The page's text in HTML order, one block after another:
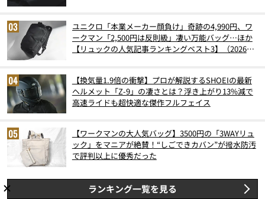
ユニクロ「本業メーカー顔負け」奇跡の4,990円、ワ
ークマン「2,500円は反則級」凄い万能バッグ…ほか
【リュックの人気記事ランキングベスト3】（2026年
【換気量1.9倍の衝撃】プロが解説するSHOEIの最新
ヘルメット「Z-9」の凄さとは？浮き上がり13%減で
高速ライドも超快適な傑作フルフェイス
【ワークマンの大人気バッグ】3500円の「3WAYリュ
ック」をマニアが絶賛！“しごできカバン”が撥水防汚
で評判以上に優秀だった
ランキング一覧を見る